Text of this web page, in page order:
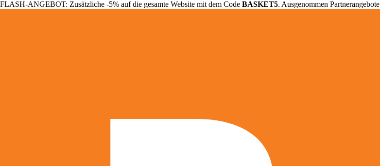
FLASH-ANGEBOT: Zusätzliche -5% auf die gesamte Website mit dem Code BASKET5. Ausgenommen Partnerangebote